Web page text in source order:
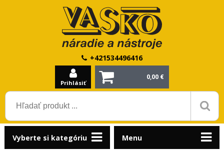
+421534496416
Prihlásiť
0,00 €
Vyberte si kategóriu Menu